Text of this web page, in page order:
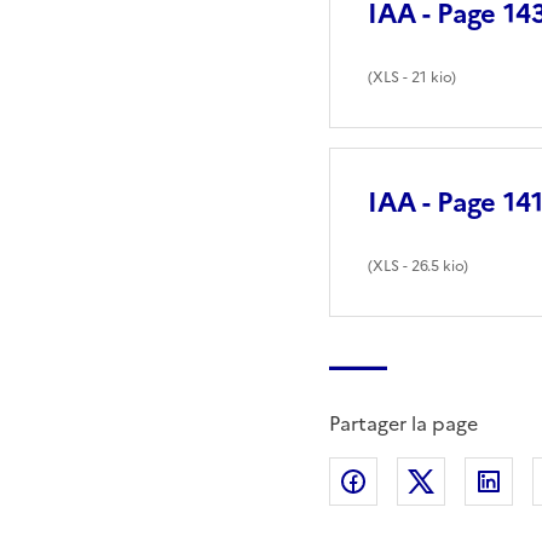
IAA - Page
(XLS - 21 kio)
IAA - Page 141
(XLS - 26.5 kio)
Partager la page
Partager surPartager